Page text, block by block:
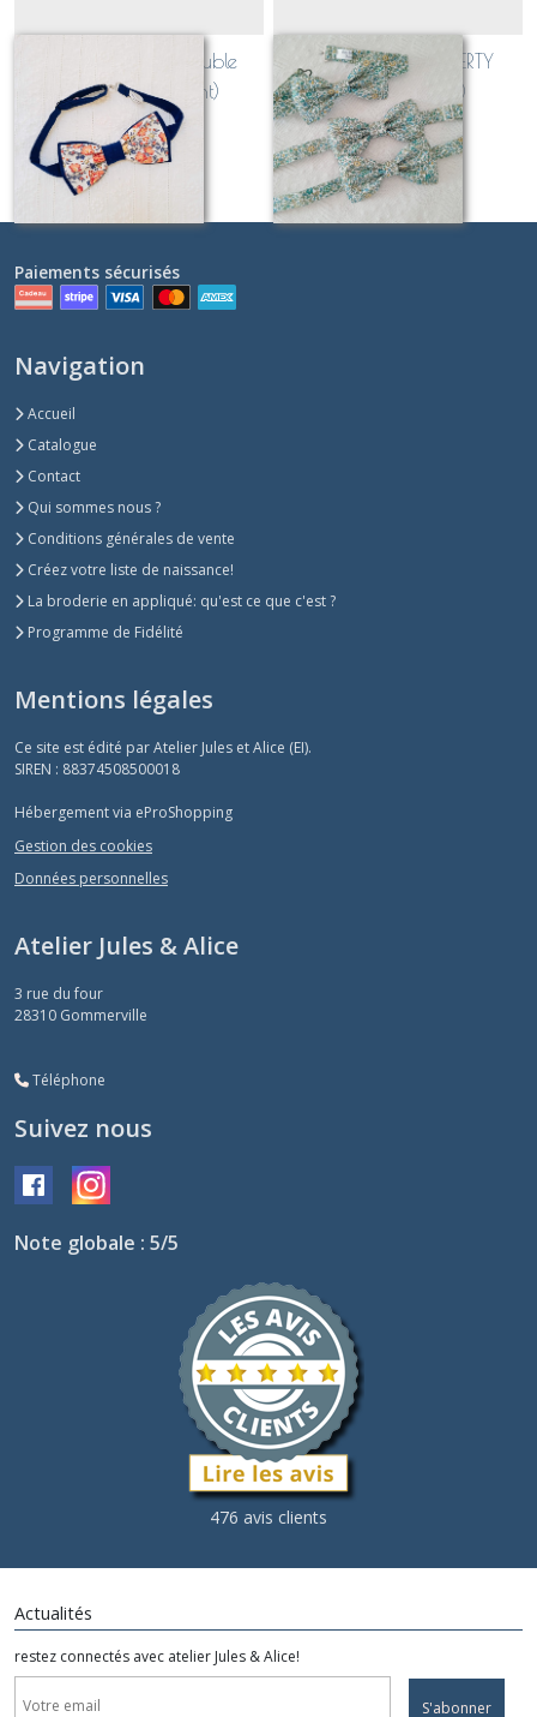
Nœud papillon double
(Adulte ou enfant)
35€
Nœud papillon LIBERTY
(Adulte, enfant)
28€
Paiements sécurisés
Navigation
Accueil
Catalogue
Contact
Qui sommes nous ?
Conditions générales de vente
Créez votre liste de naissance!
La broderie en appliqué: qu'est ce que c'est ?
Programme de Fidélité
Mentions légales
Ce site est édité par Atelier Jules et Alice (EI).
SIREN : 88374508500018
Hébergement via eProShopping
Gestion des cookies
Données personnelles
Atelier Jules & Alice
3 rue du four
28310 Gommerville
Téléphone
Suivez nous
Note globale : 5/5
476 avis clients
Actualités
restez connectés avec atelier Jules & Alice!
S'abonner